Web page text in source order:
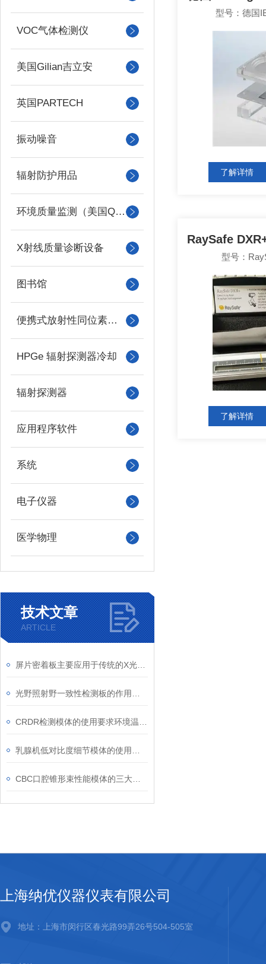
VOC气体检测仪
美国Gilian吉立安
英国PARTECH
振动噪音
辐射防护用品
环境质量监测（美国QUEST）
X射线质量诊断设备
图书馆
便携式放射性同位素识别装置 （RIID）
HPGe 辐射探测器冷却
辐射探测器
应用程序软件
系统
电子仪器
医学物理
技术文章
ARTICLE
型号：德国
了解详情
型号：
了解详情
上海纳优仪器仪表有限公司
地址：上海市闵行区春光路99弄26号504-505室